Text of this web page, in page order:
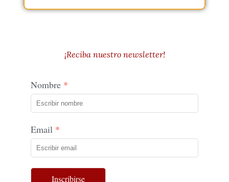
¡Reciba nuestro newsletter!
Nombre
Email
Inscribirse